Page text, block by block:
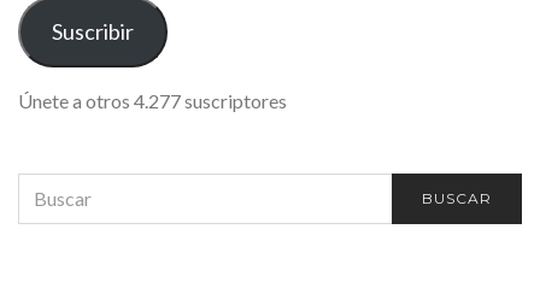
ELECTRÓNICO
Suscribir
Únete a otros 4.277 suscriptores
FOR:
BUSCAR